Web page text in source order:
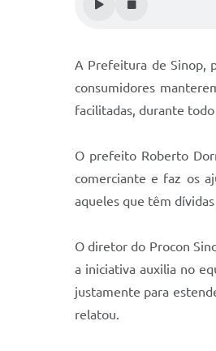
A Prefeitura de Sinop,
consumidores
facilitadas, durante
O prefeito Roberto
comerciante e faz os
aqueles que têm
O diretor do Procon
a iniciativa auxilia no
justamente para
relatou.